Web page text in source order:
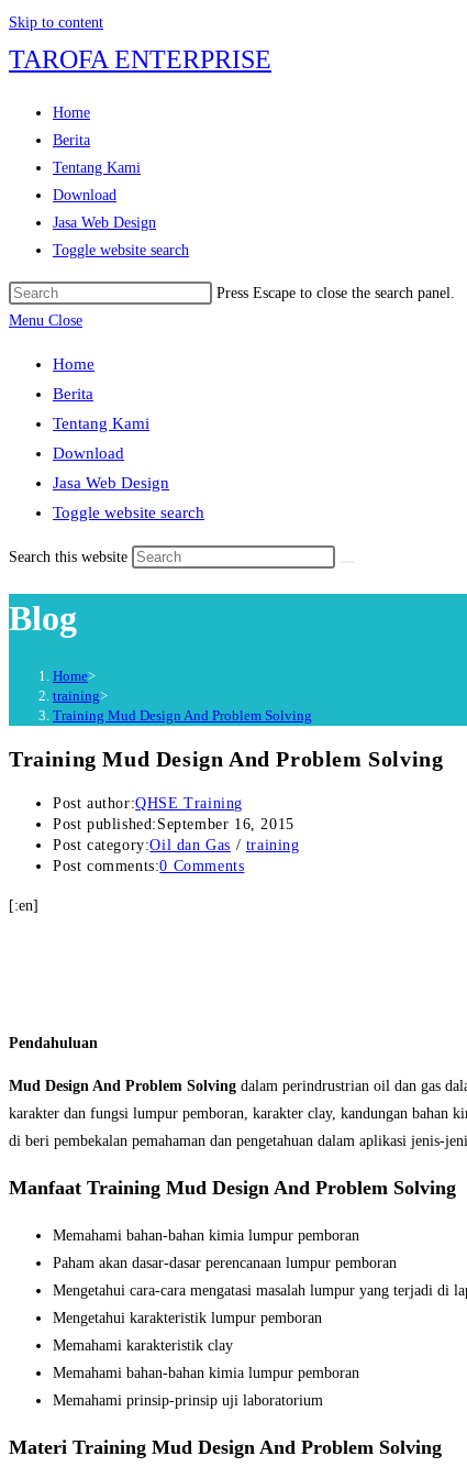
Skip to content
TAROFA ENTERPRISE
Home
Berita
Tentang Kami
Download
Jasa Web Design
Toggle website search
Press Escape to close the search panel.
Menu Close
Home
Berita
Tentang Kami
Download
Jasa Web Design
Toggle website search
Search this website
Blog
Home>
training>
Training Mud Design And Problem Solving
Training Mud Design And Problem Solving
Post author:QHSE Training
Post published: September 16, 2015
Post category:Oil dan Gas / training
Post comments:0 Comments
[:en]
Pendahuluan
Mud Design And Problem Solving dalam perindrustrian oil dan gas
karakter dan fungsi lumpur pemboran, karakter clay, kandungan bahan
di beri pembekalan pemahaman dan pengetahuan dalam aplikasi jenis-
Manfaat Training Mud Design And Problem
Memahami bahan-bahan kimia lumpur pemboran
Paham akan dasar-dasar perencanaan lumpur pemboran
Mengetahui cara-cara mengatasi masalah lumpur yang terjadi di
Mengetahui karakteristik lumpur pemboran
Memahami karakteristik clay
Memahami bahan-bahan kimia lumpur pemboran
Memahami prinsip-prinsip uji laboratorium
Materi Training Mud Design And Problem Solving